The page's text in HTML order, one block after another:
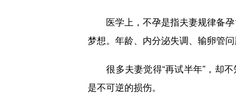
医学上，不孕是指夫妻规律备孕
梦想。年龄、内分泌失调、输卵管
很多夫妻觉得“再试半年”，却不
是不可逆的损伤。